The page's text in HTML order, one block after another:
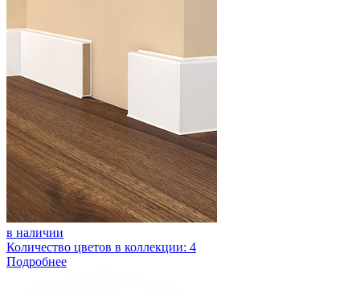
в наличии
Количество цветов в коллекции: 4
Подробнее